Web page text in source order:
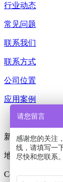
行业动态
常见问题
联系我们
联系方式
公司位置
应用案例
新乡市利菲尔特
地 址：河南省
Copyright ©
请您留言
感谢您的关注
线，请填写一
尽快和您联系。